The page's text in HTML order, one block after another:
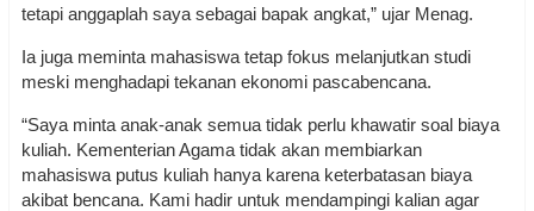
tetapi anggaplah saya sebagai bapak angkat,” ujar Menag.
Ia juga meminta mahasiswa tetap fokus melanjutkan studi
meski menghadapi tekanan ekonomi pascabencana.
“Saya minta anak-anak semua tidak perlu khawatir soal biaya
kuliah. Kementerian Agama tidak akan membiarkan
mahasiswa putus kuliah hanya karena keterbatasan biaya
akibat bencana. Kami hadir untuk mendampingi kalian agar